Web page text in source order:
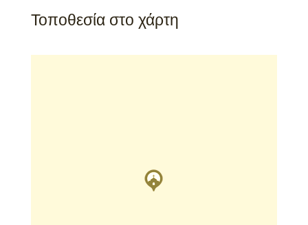
Τοποθεσία στο χάρτη